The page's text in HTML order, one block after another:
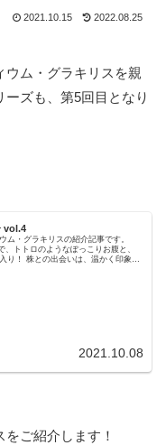
2021.10.15 2022.08.25
ウム・グラキリスを親
ズも、第5回目となり
vol.4
ム・グラキリスの紹介記事です。
、トトロのようなぽっこりお腹と、
り！ 株との出会いは、温かく印象的
2021.10.08
ご紹介します！